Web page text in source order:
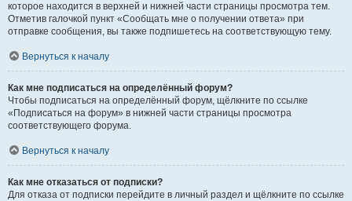
которое находится в верхней и нижней части страницы просмотра тем.
Отметив галочкой пункт «Сообщать мне о получении ответа» при
отправке сообщения, вы также подпишетесь на соответствующую тему.
Вернуться к началу
Как мне подписаться на определённый форум?
Чтобы подписаться на определённый форум, щёлкните по ссылке
«Подписаться на форум» в нижней части страницы просмотра
соответствующего форума.
Вернуться к началу
Как мне отказаться от подписки?
Для отказа от подписки перейдите в личный раздел и щёлкните по ссылке